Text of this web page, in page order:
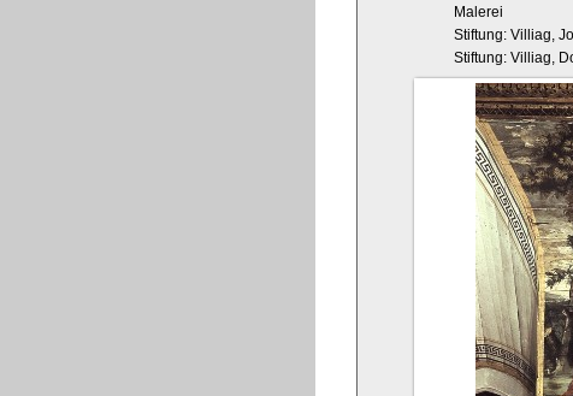
Malerei
Stiftung: Villiag,
Stiftung: Villiag,